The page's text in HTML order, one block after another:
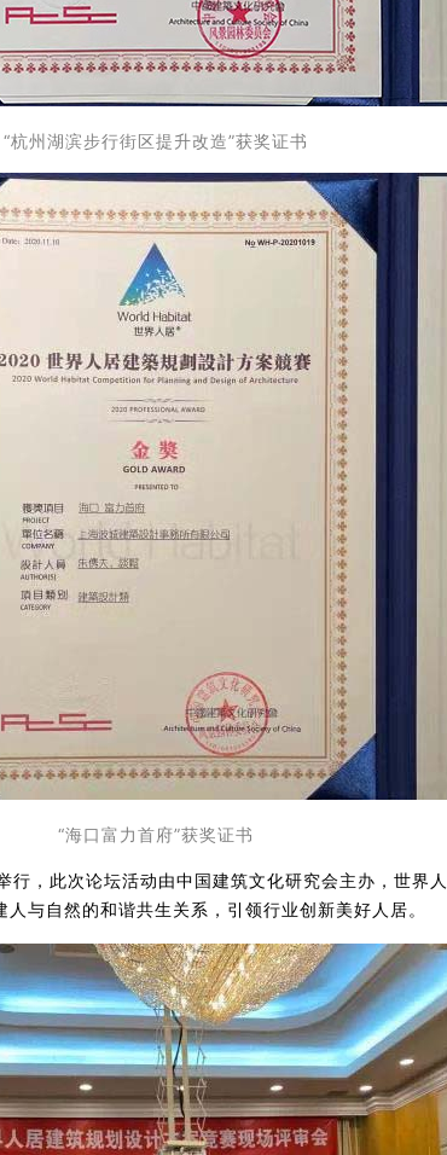
“杭州湖滨步行街区提升改造”获奖证书
“海口富力首府”获奖证书
，此次论坛活动由中国建筑文化研究会主办，世界
与自然的和谐共生关系，引领行业创新美好人居。